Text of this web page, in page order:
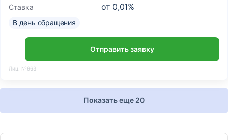
Ставка от 0,01%
В день обращения
Отправить заявку
Лиц. №963
Показать еще 20